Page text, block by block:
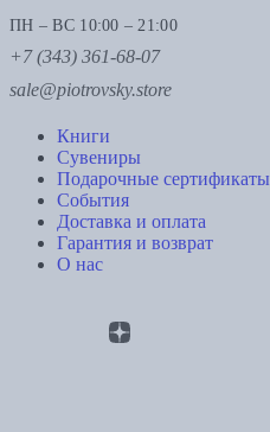
ПН – ВС 10:00 – 21:00
+7 (343) 361-68-07
sale@piotrovsky.store
Книги
Сувениры
Подарочные сертификаты
События
Доставка и оплата
Гарантия и возврат
О нас